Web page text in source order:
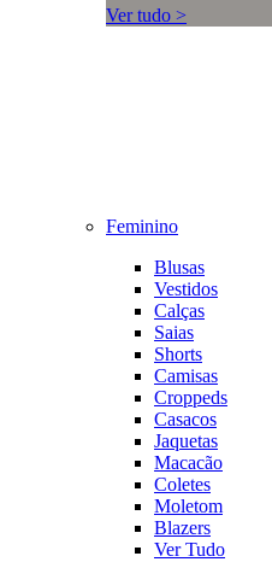
Ver tudo >
Feminino
Blusas
Vestidos
Calças
Saias
Shorts
Camisas
Croppeds
Casacos
Jaquetas
Macacão
Coletes
Moletom
Blazers
Ver Tudo